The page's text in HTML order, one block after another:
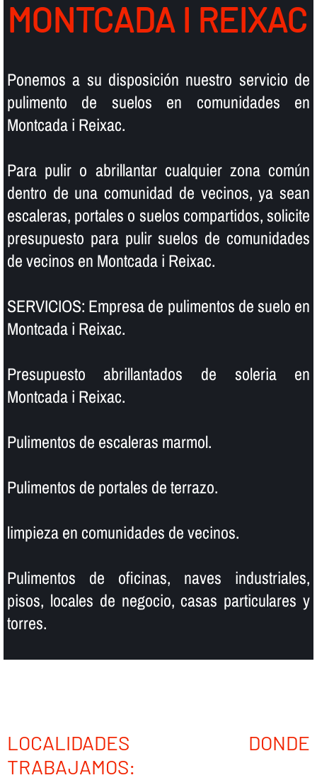
MONTCADA I REIXAC
Ponemos a su disposición nuestro servicio de
pulimento de suelos en comunidades en
Montcada i Reixac.
Para pulir o abrillantar cualquier zona común
dentro de una comunidad de vecinos, ya sean
escaleras, portales o suelos compartidos, solicite
presupuesto para pulir suelos de comunidades
de vecinos en Montcada i Reixac.
SERVICIOS: Empresa de pulimentos de suelo en
Montcada i Reixac.
Presupuesto abrillantados de soleria en
Montcada i Reixac.
Pulimentos de escaleras marmol.
Pulimentos de portales de terrazo.
limpieza en comunidades de vecinos.
Pulimentos de oficinas, naves industriales,
pisos, locales de negocio, casas particulares y
torres.
LOCALIDADES DONDE
TRABAJAMOS: